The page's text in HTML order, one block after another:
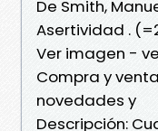
De Smith,
Asertividad .
Ver imagen -
Compra y
novedades y
Descripción: